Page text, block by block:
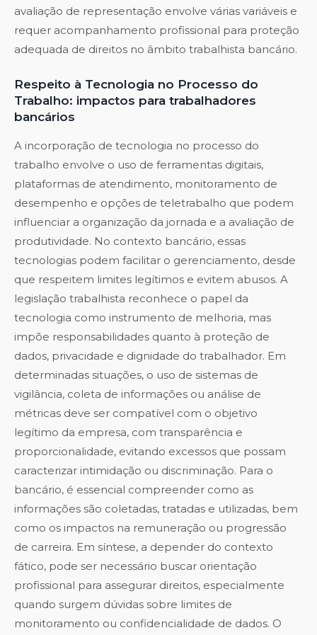
avaliação de representação envolve várias variáveis e
requer acompanhamento profissional para proteção
adequada de direitos no âmbito trabalhista bancário.
Respeito à Tecnologia no Processo do
Trabalho: impactos para trabalhadores
bancários
A incorporação de tecnologia no processo do
trabalho envolve o uso de ferramentas digitais,
plataformas de atendimento, monitoramento de
desempenho e opções de teletrabalho que podem
influenciar a organização da jornada e a avaliação de
produtividade. No contexto bancário, essas
tecnologias podem facilitar o gerenciamento, desde
que respeitem limites legítimos e evitem abusos. A
legislação trabalhista reconhece o papel da
tecnologia como instrumento de melhoria, mas
impõe responsabilidades quanto à proteção de
dados, privacidade e dignidade do trabalhador. Em
determinadas situações, o uso de sistemas de
vigilância, coleta de informações ou análise de
métricas deve ser compatível com o objetivo
legítimo da empresa, com transparência e
proporcionalidade, evitando excessos que possam
caracterizar intimidação ou discriminação. Para o
bancário, é essencial compreender como as
informações são coletadas, tratadas e utilizadas, bem
como os impactos na remuneração ou progressão
de carreira. Em síntese, a depender do contexto
fático, pode ser necessário buscar orientação
profissional para assegurar direitos, especialmente
quando surgem dúvidas sobre limites de
monitoramento ou confidencialidade de dados. O